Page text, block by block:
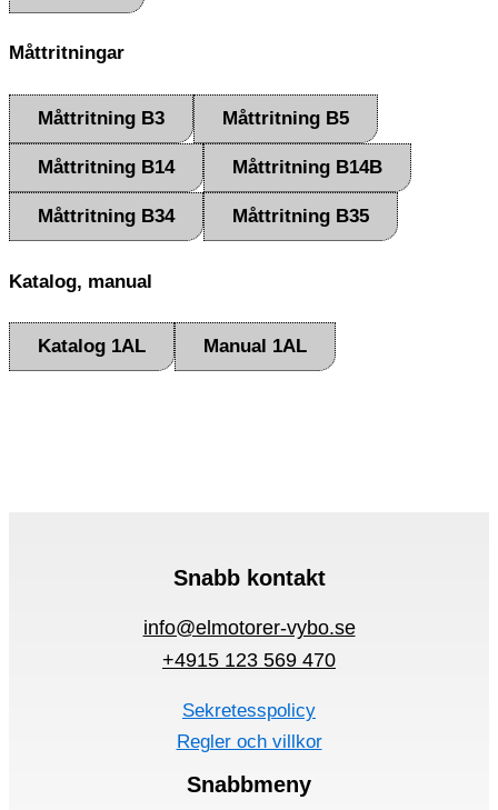
Måttritningar
Måttritning B3 Måttritning B5
Måttritning B14 Måttritning B14B
Måttritning B34 Måttritning B35
Katalog, manual
Katalog 1AL Manual 1AL
Snabb kontakt
info@elmotorer-vybo.se
+4915 123 569 470
Sekretesspolicy
Regler och villkor
Snabbmeny